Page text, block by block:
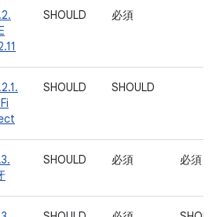
SHOULD 必須
SHOULD SHOULD
SHOULD 必須 必須